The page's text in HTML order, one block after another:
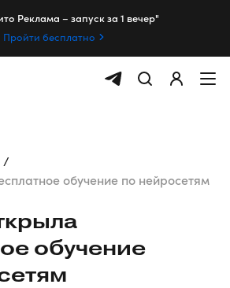
Реклама – запуск за 1 вечер"
Пройти бесплатно
обучение по нейросетям
обучение